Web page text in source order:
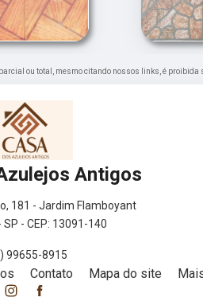
ou total, mesmo citando nossos links, é
Antigos
181 - Jardim Flamboyant
- CEP: 13091-140
99655-8915
Contato Mapa do site